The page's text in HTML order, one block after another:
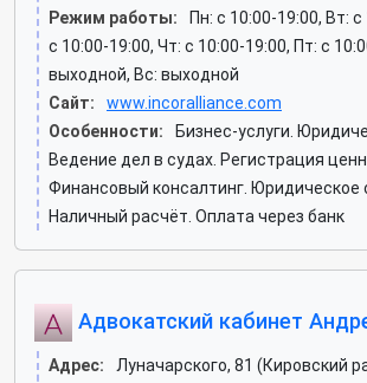
Режим работы:
Пн: c 10:00-19:00, Вт:
c 10:00-19:00, Чт: c 10:00-19:00, Пт: c
выходной, Вс: выходной
Сайт:
www.incoralliance.com
Особенности:
Бизнес-услуги.
Ведение дел в судах. Регистрация
Финансовый консалтинг.
Наличный расчёт. Оплата через банк
Адвокатский кабинет
Адрес:
Луначарского, 81 (Кировский